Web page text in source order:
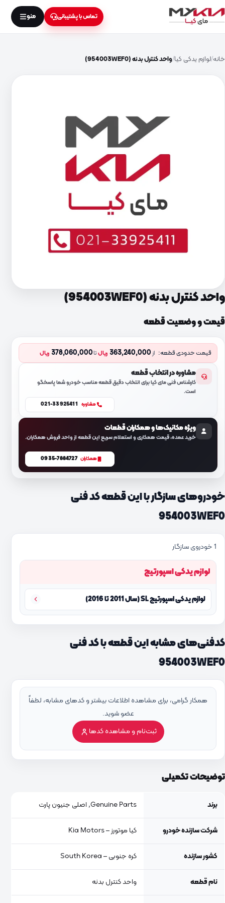
تماس با پشتیبانی منو
خانه لوازم یدکی کیا واحد کنترل بدنه (954003WEF0)
واحد کنترل بدنه (954003WEF0)
قیمت و وضعیت قطعه
قیمت حدودی قطعه: از363,240,000 ریالتا378,060,000 ریال
مشاوره در انتخاب قطعه
کارشناس فنی مای کیا برای انتخاب دقیق قطعه مناسب خودرو شما پاسخگو
است.
مشاوره 021-33925411
ویژه مکانیک‌ها و همکاران قطعات
خرید عمده، قیمت همکاری و استعلام سریع این قطعه از واحد فروش همکاران.
همکاران 0935-7884727
خودروهای سازگار با این قطعه کد فنی
954003WEF0
1 خودروی سازگار
لوازم یدکی اسپورتیج
لوازم یدکی اسپورتیج SL (سال 2011 تا 2016)
کدفنی‌های مشابه این قطعه با کد فنی
954003WEF0
همکار گرامی، برای مشاهده اطلاعات بیشتر و کدهای مشابه، لطفاً
عضو شوید.
ثبت‌نام و مشاهده کدها
توضیحات تکمیلی
برند Genuine Parts, اصلی جنیون پارت
شرکت سازنده خودرو کیا موتورز – Kia Motors
کشور سازنده کره جنوبی – South Korea
نام قطعه واحد کنترل بدنه